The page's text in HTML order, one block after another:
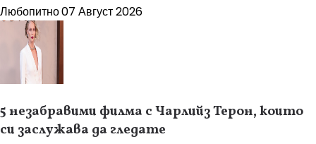
Любопитно07 Август 2026
5 незабравими филма с Чарлийз Терон, които
си заслужава да гледате